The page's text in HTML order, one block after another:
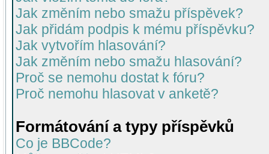
Jak změním nebo smažu příspěvek?
Jak přidám podpis k mému příspěvku?
Jak vytvořím hlasování?
Jak změním nebo smažu hlasování?
Proč se nemohu dostat k fóru?
Proč nemohu hlasovat v anketě?
Formátování a typy příspěvků
Co je BBCode?